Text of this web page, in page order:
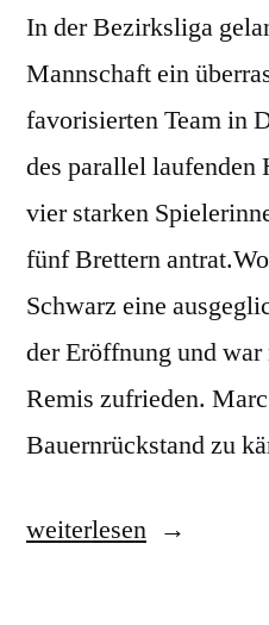
In der Bezirksliga
Mannschaft ein
favorisierten Team in
des parallel laufenden
vier starken
fünf Brettern
Schwarz eine
der Eröffnung und
Remis zufrieden.
Bauernrückstand zu
„Bezirksliga
weiterlesen